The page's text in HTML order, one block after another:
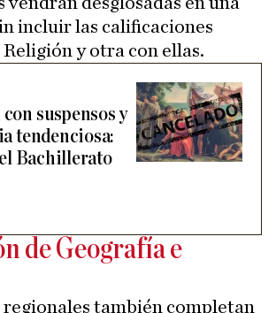
incluir las calificaciones
y otra con ellas.
suspensos y
tendenciosa:
Bachillerato
de Geografía e
también completan